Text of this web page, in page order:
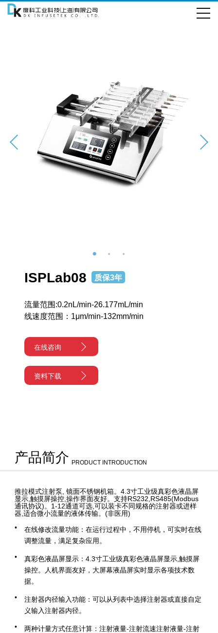
ISPLab08 质保3年
流量范围:0.2nL/min-26.177mL/min
线速度范围：1μm/min-132mm/min
在线咨询
资料下载
产品简介 PRODUCT INTRODUCTION
推拉模式注射泵, 镜面不锈钢机箱。4.3寸工业级真彩色液晶屏
显示,触摸屏操控,操作界面友好。支持RS232,RS485(Modbus
通讯协议)。1-12通道可选,可以装卡不同规格的注射器或进样
器,适合微小流量的液体传输。(非医用)
在线修改流量功能：在运行过程中，不用停机，可实时在线
调整流量，满足复杂应用。
真彩色液晶屏显示：4.3寸工业级真彩色液晶屏显示,触摸屏
操控。人机界面友好，大屏幕液晶屏实时显示各项技术数
据。
注射器内径输入功能：可以从列表中选择注射器或直接自定
义输入注射器内径。
两种计量方式任意计算：注射液量-注射流速注射液量-注射